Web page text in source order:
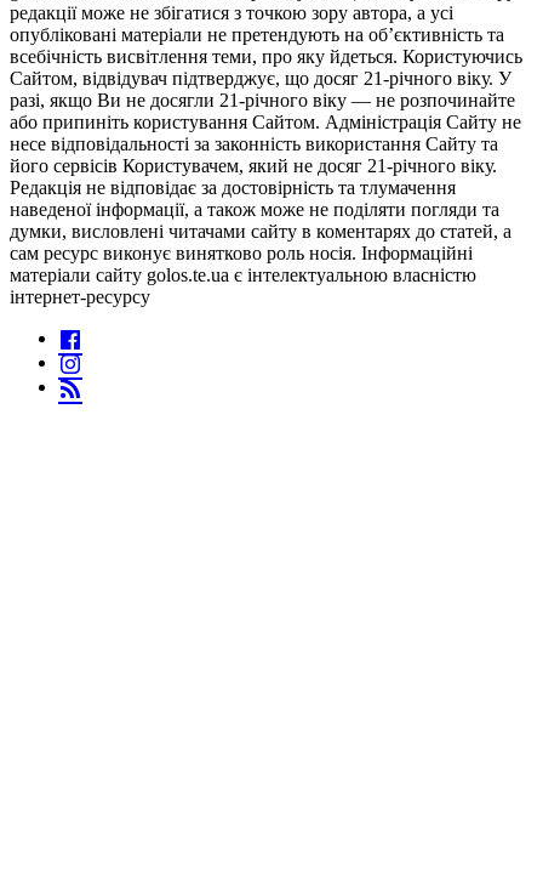
редакції може не збігатися з точкою зору автора, а усі
опубліковані матеріали не претендують на об’єктивність та
всебічність висвітлення теми, про яку йдеться. Користуючись
Сайтом, відвідувач підтверджує, що досяг 21-річного віку. У
разі, якщо Ви не досягли 21-річного віку — не розпочинайте
або припиніть користування Сайтом. Адміністрація Сайту не
несе відповідальності за законність використання Сайту та
його сервісів Користувачем, який не досяг 21-річного віку.
Редакція не відповідає за достовірність та тлумачення
наведеної інформації, а також може не поділяти погляди та
думки, висловлені читачами сайту в коментарях до статей, а
сам ресурс виконує винятково роль носія. Інформаційні
матеріали сайту golos.te.ua є інтелектуальною власністю
інтернет-ресурсу